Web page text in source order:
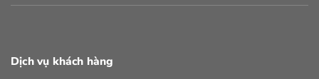
Dịch vụ khách hàng